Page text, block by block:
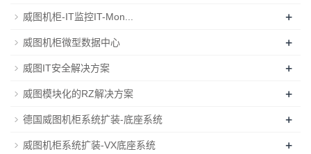
威图机柜-IT监控IT-Mon... +
威图机柜微型数据中心 +
威图IT安全解决方案 +
威图模块化的RZ解决方案 +
德国威图机柜系统扩装-底座系统 +
威图机柜系统扩装-VX底座系统 +